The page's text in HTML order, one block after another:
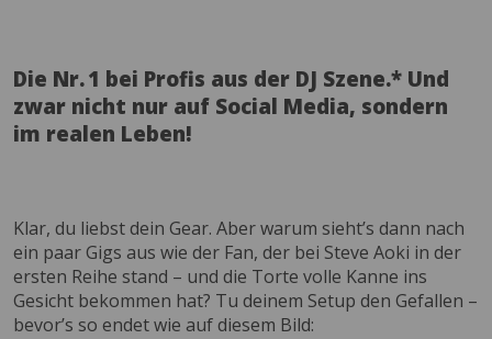
Die Nr. 1 bei Profis aus der DJ Szene.* Und
zwar nicht nur auf Social Media, sondern
im realen Leben!
Klar, du liebst dein Gear. Aber warum sieht’s dann nach
ein paar Gigs aus wie der Fan, der bei Steve Aoki in der
ersten Reihe stand – und die Torte volle Kanne ins
Gesicht bekommen hat? Tu deinem Setup den Gefallen –
bevor’s so endet wie auf diesem Bild: